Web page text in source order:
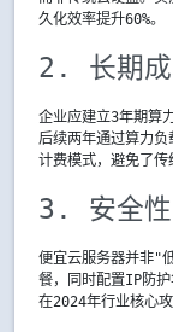
久化效率提升60%。
2. 长期成
企业应建立3年期算
后续两年通过算力负
计费模式，避免了传
3. 安全性
便宜云服务器并非"
餐，同时配置IP防
在2024年行业核心